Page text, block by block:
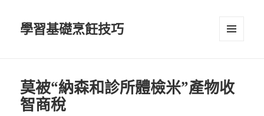
學習基礎烹飪技巧
莫被“納森和診所體檢米”產物收
智商稅